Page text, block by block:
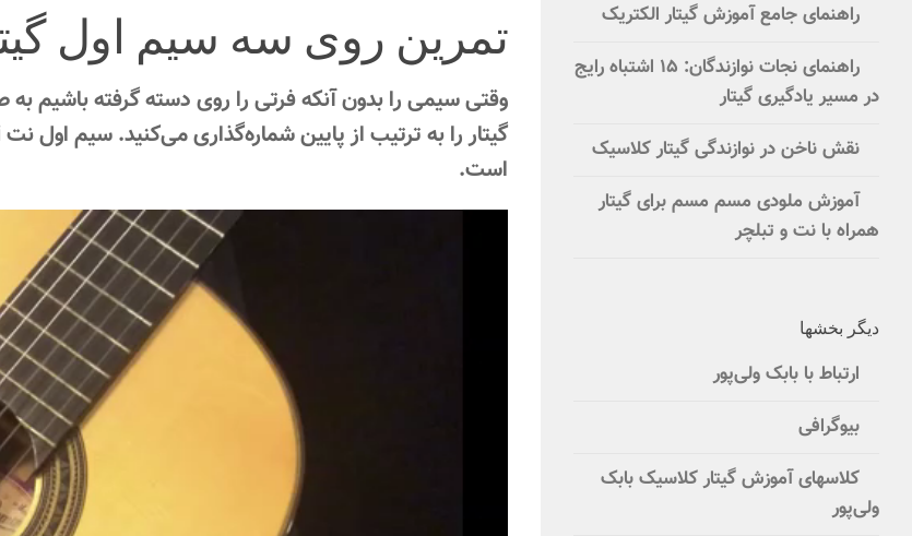
تمرین روی سه سیم اول
وقتی سیمی را بدون آنکه فرتی را روی دسته گرفته باشیم
است.
راهنمای جامع آموزش گیتار الکتریک
راهنمای نجات نوازندگان: ۱۵ اشتباه رایج
در مسیر یادگیری گیتار
نقش ناخن در نوازندگی گیتار کلاسیک
آموزش ملودی مسم مسم برای گیتار
همراه با نت و تبلچر
دیگر بخشها
ارتباط با بابک ولی‌پور
بیوگرافی
کلاسهای آموزش گیتار کلاسیک بابک
ولی‌پور